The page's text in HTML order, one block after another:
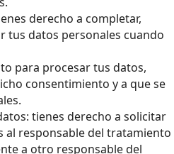
derecho a completar,
tus datos personales cuando
para procesar tus datos,
consentimiento y a que se
tienes derecho a solicitar
al responsable del tratamiento
a otro responsable del